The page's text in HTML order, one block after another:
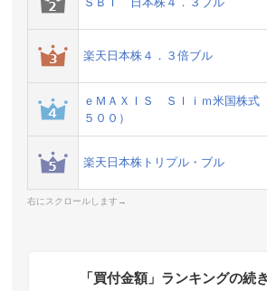
楽天日本株４．３倍ブル
ｅＭＡＸＩＳ Ｓｌｉｍ米国株式
５００）
楽天日本株トリプル・ブル
「買付金額」ランキングの続